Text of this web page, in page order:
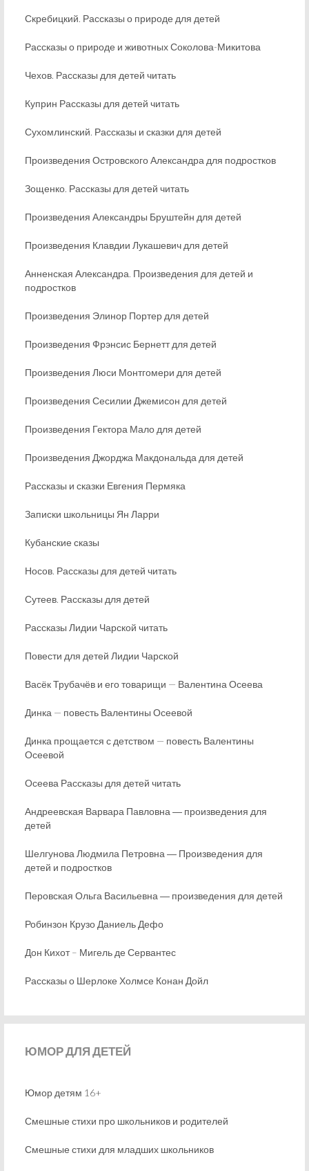
Скребицкий. Рассказы о природе для детей
Рассказы о природе и животных Соколова-Микитова
Чехов. Рассказы для детей читать
Куприн Рассказы для детей читать
Сухомлинский. Рассказы и сказки для детей
Произведения Островского Александра для подростков
Зощенко. Рассказы для детей читать
Произведения Александры Бруштейн для детей
Произведения Клавдии Лукашевич для детей
Анненская Александра. Произведения для детей и
подростков
Произведения Элинор Портер для детей
Произведения Фрэнсис Бернетт для детей
Произведения Люси Монтгомери для детей
Произведения Сесилии Джемисон для детей
Произведения Гектора Мало для детей
Произведения Джорджа Макдональда для детей
Рассказы и сказки Евгения Пермяка
Записки школьницы Ян Ларри
Кубанские сказы
Носов. Рассказы для детей читать
Сутеев. Рассказы для детей
Рассказы Лидии Чарской читать
Повести для детей Лидии Чарской
Васёк Трубачёв и его товарищи — Валентина Осеева
Динка — повесть Валентины Осеевой
Динка прощается с детством — повесть Валентины
Осеевой
Осеева Рассказы для детей читать
Андреевская Варвара Павловна ― произведения для
детей
Шелгунова Людмила Петровна ― Произведения для
детей и подростков
Перовская Ольга Васильевна ― произведения для детей
Робинзон Крузо Даниель Дефо
Дон Кихот – Мигель де Сервантес
Рассказы о Шерлоке Холмсе Конан Дойл
ЮМОРДЛЯ ДЕТЕЙ
Юмор детям 16+
Смешные стихи про школьников и родителей
Смешные стихи для младших школьников